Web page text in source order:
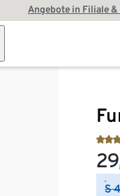
Angebote in Filiale
S